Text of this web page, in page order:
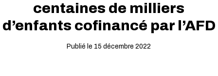
centaines de milliers
d’enfants cofinancé par l’AFD
Publié le 15 décembre 2022